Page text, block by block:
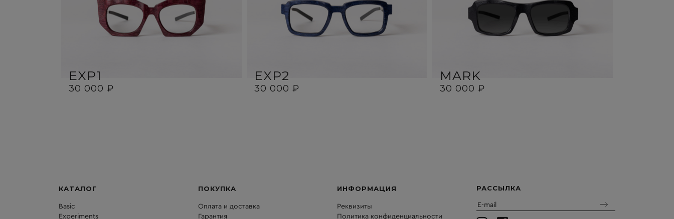
EXP1
30 000 ₽
EXP2
30 000 ₽
MARK
30 000 ₽
КАТАЛОГ
Basic
Experiments
ПОКУПКА
Оплата и доставка
Гарантия
ИНФОРМАЦИЯ
Реквизиты
Политика конфиденциальности
РАССЫЛКА